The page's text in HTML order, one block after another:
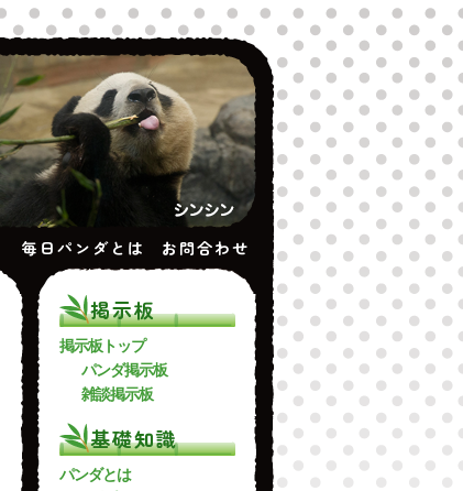
毎日パンダとは お問合わせ
掲示板
掲示板トップ
パンダ掲示板
雑談掲示板
基礎知識
パンダとは